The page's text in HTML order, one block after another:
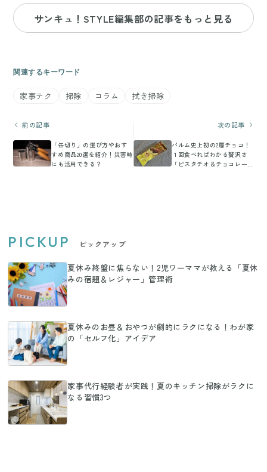
サンキュ！STYLE編集部の記事をもっと見る
関連するキーワード
家事テク 掃除 コラム 拭き掃除
前の記事
「缶切り」の選び方やおす
すめ商品20選を紹介！災害時
にも活用できる？
次の記事
パルム史上初の2層チョコ！
１回食べればわかる贅沢さ
「ピスタチオ＆チョコレー
PICKUP ピックアップ
夏休み終盤に焦らない！2児ワーママが教える「夏休
みの宿題＆レジャー」管理術
夏休みのお昼＆おやつが劇的にラクになる！わが家
の「セルフ化」アイデア
家事代行経験者が実践！夏のキッチン掃除がラクに
なる習慣3つ